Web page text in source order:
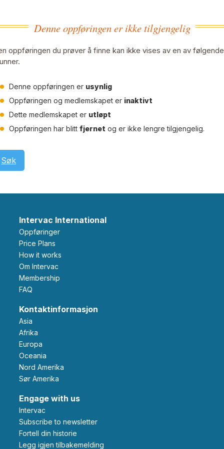
Denne oppføringen er ikke tilgjengelig
oppføringen du prøver å finne kan ikke vises av en av følgende
Denne oppføringen er usynlig
Oppføringen og medlemskapet er inaktivt
Dette medlemskapet er utløpt
Oppføringen har blitt fjernet og er ikke lengre tilgjengelig.
Søk
Intervac International
Oppføringer
Price Plans
How it works
Om Intervac
Membership
FAQ
Kontaktinformasjon
Asia
Afrika
Europa
Oceania
Nord Amerika
Sør Amerika
Engage with us
Intervac
Subscribe to newsletter
Fortell din historie
Legg igjen tilbakemelding